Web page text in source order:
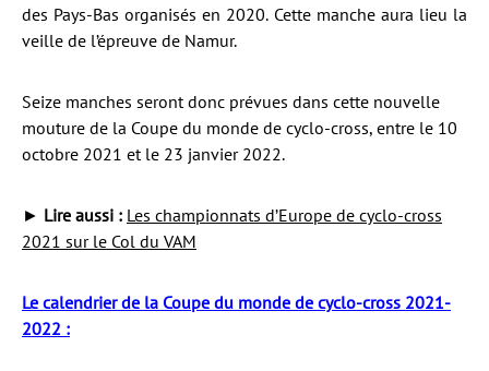
des Pays-Bas organisés en 2020. Cette manche aura lieu la
veille de l’épreuve de Namur.
Seize manches seront donc prévues dans cette nouvelle
mouture de la Coupe du monde de cyclo-cross, entre le 10
octobre 2021 et le 23 janvier 2022.
► Lire aussi : Les championnats d’Europe de cyclo-cross
2021 sur le Col du VAM
Le calendrier de la Coupe du monde de cyclo-cross 2021-
2022 :